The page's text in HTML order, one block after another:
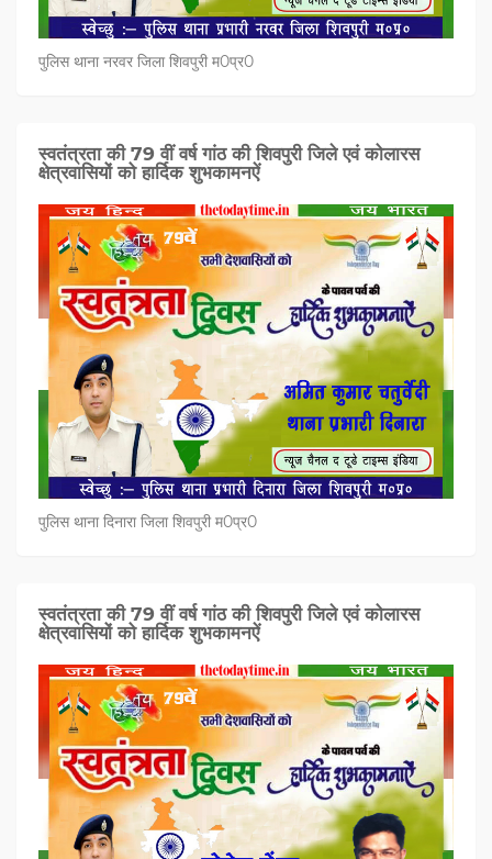
पुलिस थाना नरवर जिला शिवपुरी म0प्र0
स्वतंत्रता की 79 वीं वर्ष गांठ की शिवपुरी जिले एवं कोलारस
क्षेत्रवासियों को हार्दिक शुभकामनऐं
पुलिस थाना दिनारा जिला शिवपुरी म0प्र0
स्वतंत्रता की 79 वीं वर्ष गांठ की शिवपुरी जिले एवं कोलारस
क्षेत्रवासियों को हार्दिक शुभकामनऐं